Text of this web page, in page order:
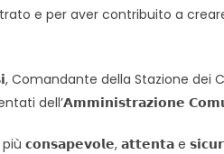
e per aver contribuito a
Comandante della Stazione dei
dell’𝗔𝗺𝗺𝗶𝗻𝗶𝘀𝘁𝗿𝗮𝘇𝗶𝗼𝗻𝗲
𝗰𝗼𝗻𝘀𝗮𝗽𝗲𝘃𝗼𝗹𝗲, 𝗮𝘁𝘁𝗲𝗻𝘁𝗮 e